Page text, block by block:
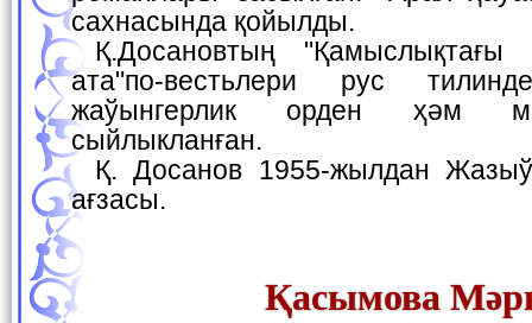
сахнасында қойылды.
Қ.Досановтың "Қамыслықтағы саўаш", "Шамурат
ата"по-вестьлери рус
жаўынгерлик орден ҳәм
сыйлыкланған.
Қ. Досанов 1955-жылдан Жазыўшылар аўқамының
ағзасы.
Қасымова